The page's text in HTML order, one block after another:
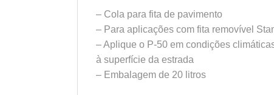
– Cola para fita de pavimento
– Para aplicações com fita removível
– Aplique o P-50 em condições
à superfície da estrada
– Embalagem de 20 litros